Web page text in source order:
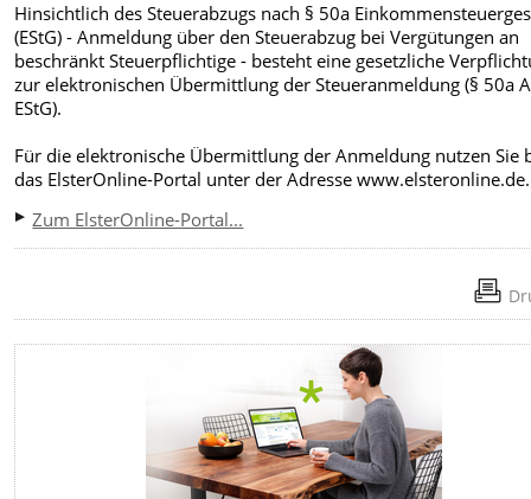
Hinsichtlich des Steuerabzugs nach § 50a
(EStG) - Anmeldung über den Steuerabzug bei Vergütungen an
beschränkt Steuerpflichtige - besteht eine gesetzliche
zur elektronischen Übermittlung der Steueranmeldung (§ 50a
EStG).
Für die elektronische Übermittlung der Anmeldung nutzen Sie
das ElsterOnline-Portal unter der Adresse www.elsteronline.de.
Zum ElsterOnline-Portal...